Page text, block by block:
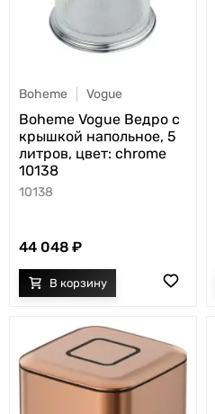
Boheme Vogue
Boheme Vogue Ведро с
крышкой напольное, 5
литров, цвет: chrome
10138
10138
44 048